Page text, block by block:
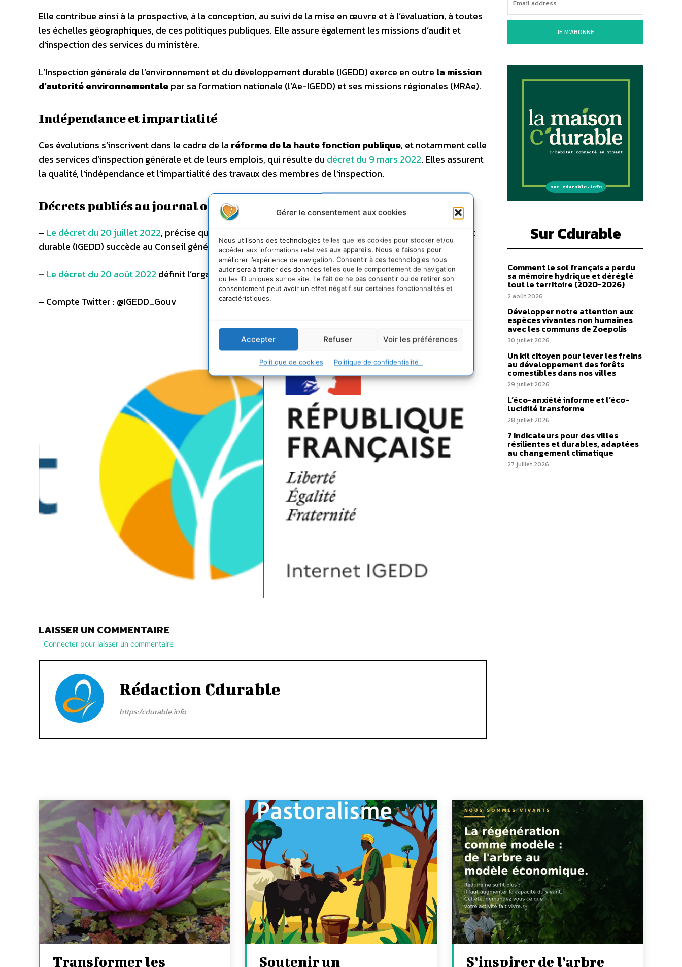
Gérer le consentement aux cookies
Nous utilisons des technologies telles que les cookies pour stocker et/ou
accéder aux informations relatives aux appareils. Nous le faisons pour
améliorer l’expérience de navigation. Consentir à ces technologies nous
autorisera à traiter des données telles que le comportement de navigation
ou les ID uniques sur ce site. Le fait de ne pas consentir ou de retirer son
consentement peut avoir un effet négatif sur certaines fonctionnalités et
caractéristiques.
Accepter Refuser Voir les préférences
Politique de cookies Politique de confidentialité
Elle contribue ainsi à la prospective, à la conception, au suivi de la mise en œuvre et à l’évaluation, à toutes
les échelles géographiques, de ces politiques publiques. Elle assure également les missions d’audit et
d’inspection des services du ministère.
L’Inspection générale de l’environnement et du développement durable (IGEDD) exerce en outre la mission
d’autorité environnementalepar sa formation nationale (l’Ae-IGEDD) et ses missions régionales (MRAe).
Indépendance et impartialité
Ces évolutions s’inscrivent dans le cadre de la réforme de la haute fonction publique, et notamment celle
des services d’inspection générale et de leurs emplois, qui résulte du décret du 9 mars 2022. Elles assurent
la qualité, l’indépendance et l’impartialité des travaux des membres de l’inspection.
Décrets publiés au journal officiel
– Le décret du 20 juillet 2022, précise que l’Inspection générale de l’environnement et du développement
durable (IGEDD) succède au Conseil général de l’environnement et du développement durable (CGEDD).
– Le décret du 20 août 2022 définit l’organisation et les missions de cette inspection.
– Compte Twitter : @IGEDD_Gouv
LAISSER UN COMMENTAIRE
Connecter pour laisser un commentaire
Rédaction Cdurable
https:/cdurable.info
JE M'ABONNE
Sur Cdurable
Comment le sol français a perdu
sa mémoire hydrique et déréglé
tout le territoire (2020-2026)
2 août 2026
Développer notre attention aux
espèces vivantes non humaines
avec les communs de Zoepolis
30 juillet 2026
Un kit citoyen pour lever les freins
au développement des forêts
comestibles dans nos villes
29 juillet 2026
L’éco-anxiété informe et l’éco-
lucidité transforme
28 juillet 2026
7 indicateurs pour des villes
résilientes et durables, adaptées
au changement climatique
27 juillet 2026
Transformer les Soutenir un S’inspirer de l’arbre